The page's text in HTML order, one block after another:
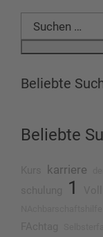
Suchen
nach:
Beliebte
Beliebte
karriere
1